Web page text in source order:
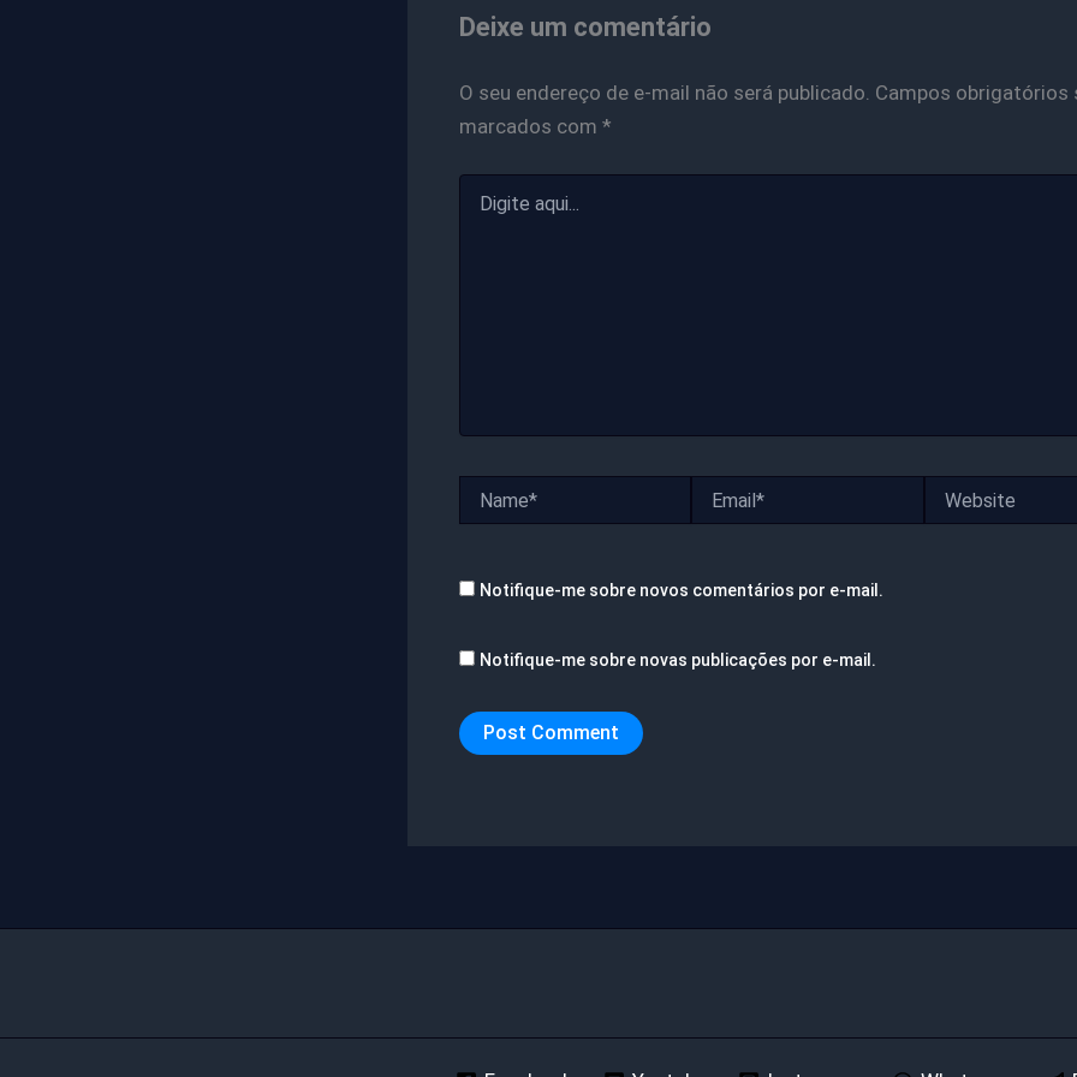
Deixe um comentário
O seu endereço de e-mail não será publicado. Campos obrigatórios
marcados com *
aqui...
Notifique-me sobre novos comentários por e-mail.
Notifique-me sobre novas publicações por e-mail.